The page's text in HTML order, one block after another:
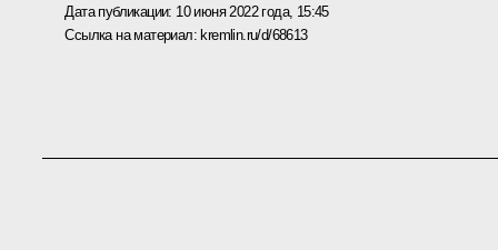
Дата публикации: 10 июня 2022 года, 15:45
Ссылка на материал: kremlin.ru/d/68613